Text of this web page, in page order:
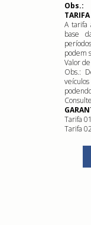
Obs.:
TARIFA
A tarifa
base
podem
Valor
Obs.:
Tarifa
Tarifa